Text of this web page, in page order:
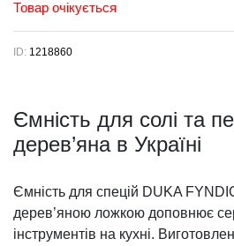
Товар очікується
ID: 1218860
Ємність для солі та
дерев’яна в Україні
Ємність для спецій DUKA
дерев’яною ложкою доповнює
інструментів на кухні.